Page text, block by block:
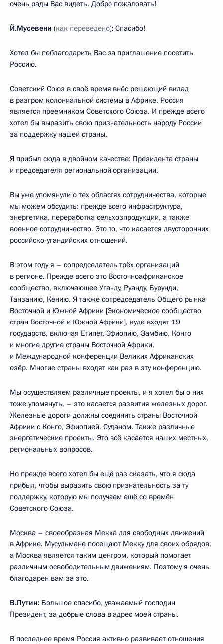
очень рады Вас видеть. Добро пожаловать!
Й.Мусевени (как переведено): Спасибо!
Хотел бы поблагодарить Вас за приглашение посетить
Россию.
Советский Союз в своё время внёс решающий вклад
в разгром колониальной системы в Африке. Россия
является преемником Советского Союза. И прежде всего
хотел бы выразить свою признательность народу России
за поддержку нашей страны.
Я прибыл сюда в двойном качестве: Президента страны
и председателя региональной организации.
Вы уже упомянули о тех областях сотрудничества, которые
мы можем обсудить: прежде всего инфраструктура,
энергетика, переработка сельхозпродукции, а также
военное сотрудничество. Это то, что касается двусторонних
российско-угандийских отношений.
В этом году я – сопредседатель трёх организаций
в регионе. Прежде всего это Восточноафриканское
сообщество, включающее Уганду, Руанду, Бурунди,
Танзанию, Кению. Я также сопредседатель Общего рынка
Восточной и Южной Африки [Экономическое сообщество
стран Восточной и Южной Африки], куда входят 19
государств, включая Египет, Эфиопию, Замбию, Конго
и многие другие страны Восточной Африки,
и Международной конференции Великих Африканских
озёр. Многие страны входят как раз в эту конференцию.
Мы осуществляем различные проекты, и я хотел бы о них
тоже упомянуть, – это касается развития железных дорог.
Железные дороги должны соединить страны Восточной
Африки с Конго, Эфиопией, Суданом. Также различные
энергетические проекты. Это всё касается наших местных,
региональных вопросов.
Но прежде всего хотел бы ещё раз сказать, что я сюда
прибыл, чтобы выразить свою признательность за ту
поддержку, которую мы получаем ещё со времён
Советского Союза.
Москва – своеобразная Мекка для свободных движений
в Африке. Мусульмане посещают Мекку для своих обрядов,
а Москва является таким центром, который помогает
различным освободительным движениям. Поэтому я очень
благодарен вам за это.
В.Путин: Большое спасибо, уважаемый господин
Президент, за добрые слова в адрес моей страны.
В последнее время Россия активно развивает отношения